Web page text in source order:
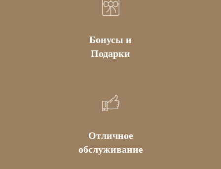
Бонусы и
Подарки
Отличное
обслуживание